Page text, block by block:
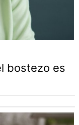
bostezo es